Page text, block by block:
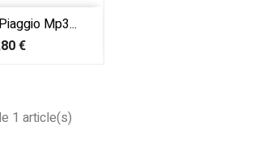
Mp3...
€
1 article(s)